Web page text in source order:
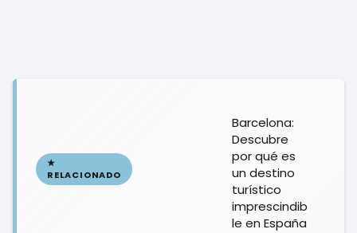
Barcelona:
Descubre
por qué es
un destino
turístico
imprescindib
le en España